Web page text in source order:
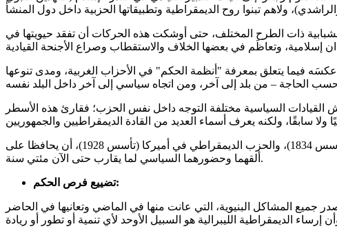
ذات الطرح المختلف، حتى أوشكت هذه الحركات أن تفقد حيويتها في
فيما يتعلق بمعرفة "أنظمة الحكم" في الأحزاب الغربية، ومدى تنوعها
القيادات السياسية مختلفة التوجه داخل نفس الحزب؛ فقارئ هذه الأسطر
أيضًا، تغيب عن جل هذه النخب درجة المرونة والطبيعة الديناميكية التنظيمية، التي سمحت- مثلًا- لحزب المحافظين في بريطانيا (تأسس 1834)، والحزب الديمقراطي في أميركا (تأسس 1928)، أن يحافظا على
ألقهما وحضورهما السياسي لما يقارب حتى الآن مئتي سنة.
تضييع فرص الحكم:
جميع المشاكل البنيوية، التي عانت منها في الماضي وتعانيها في الحاضر